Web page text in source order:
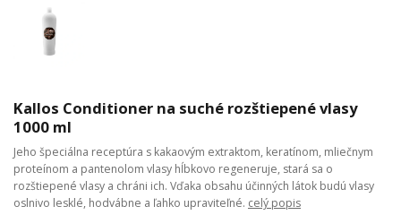
Kallos Conditioner na suché rozštiepené vlasy
1000 ml
Jeho špeciálna receptúra ​​s kakaovým extraktom, keratínom, mliečnym
proteínom a pantenolom vlasy hĺbkovo regeneruje, stará sa o
rozštiepené vlasy a chráni ich. Vďaka obsahu účinných látok budú vlasy
oslnivo lesklé, hodvábne a ľahko upraviteľné. celý popis